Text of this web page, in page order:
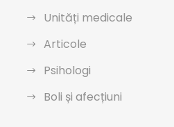
Unități medicale
Articole
Psihologi
Boli și afecțiuni